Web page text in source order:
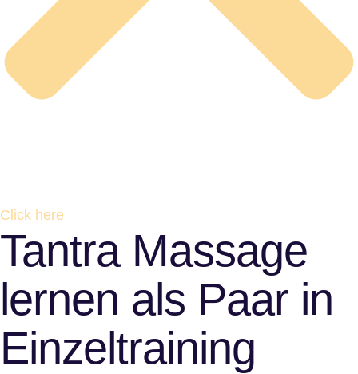
Click here
Tantra Massage
lernen als Paar in
Einzeltraining